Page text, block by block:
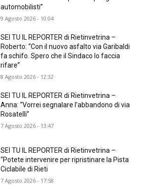
automobilisti”
9 Agosto 2026 - 10:04
SEI TU IL REPORTER di Rietinvetrina –
Roberto: “Con il nuovo asfalto via Garibaldi
fa schifo. Spero che il Sindaco lo faccia
rifare”
8 Agosto 2026 - 12:32
SEI TU IL REPORTER di Rietinvetrina –
Anna: “Vorrei segnalare l’abbandono di via
Rosatelli”
7 Agosto 2026 - 13:47
SEI TU IL REPORTER di Rietinvetrina –
“Potete intervenire per ripristinare la Pista
Ciclabile di Rieti
7 Agosto 2026 - 17:58